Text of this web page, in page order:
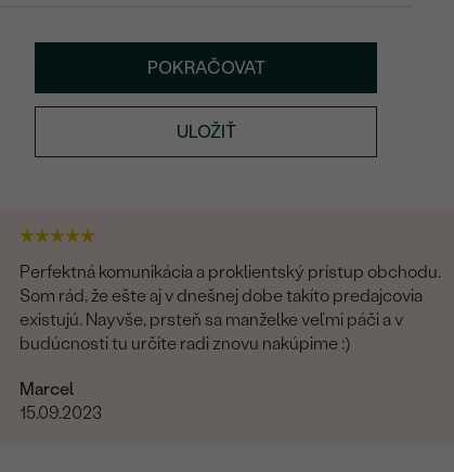
POKRAČOVAT
ULOŽIŤ
Perfektná komunikácia a proklientský prístup obchodu.
Som rád, že ešte aj v dnešnej dobe takíto predajcovia
existujú. Nayvše, prsteň sa manželke veľmi páči a v
budúcnosti tu určite radi znovu nakúpime :)
Marcel
15.09.2023